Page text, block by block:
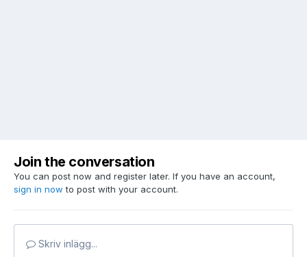
Join the conversation
You can post now and register later. If you have an account,
sign in now to post with your account.
Skriv inlägg...